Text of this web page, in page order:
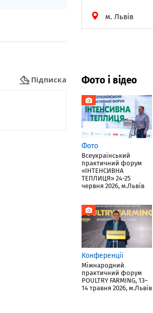
Підписка
м. Львів
Фото і відео
Фото
Всеукраїнський
практичний форум
«ІНТЕНСИВНА
ТЕПЛИЦЯ» 24-25
червня 2026, м.Львів
Конференції
Міжнародний
практичний форум
POULTRY FARMING, 13–
14 травня 2026, м.Львів